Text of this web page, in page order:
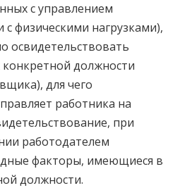
с управлением
физическими нагрузками),
освидетельствовать
должности
для чего
работника на
при
работодателем
факторы, имеющиеся в
должности.